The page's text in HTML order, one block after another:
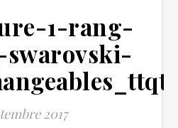
1-rang-
2017